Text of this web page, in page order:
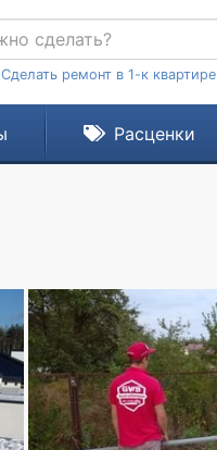
Сделать ремонт в 1-к квартире
Расценки